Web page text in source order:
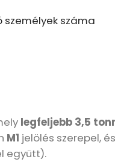
száma
legfeljebb 3,5
M1 jelölés szerepel,
együtt).